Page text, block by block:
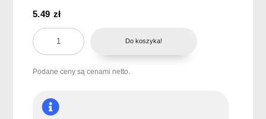
5.49 zł
ilość
Notes
kartonu
MITO
Do koszyka!
Podane ceny są cenami netto.